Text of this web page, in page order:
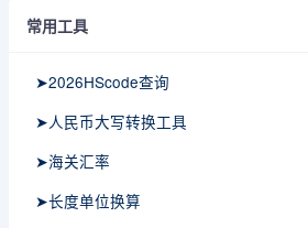
常用工具
➤2026HScode查询
➤人民币大写转换工具
➤海关汇率
➤长度单位换算